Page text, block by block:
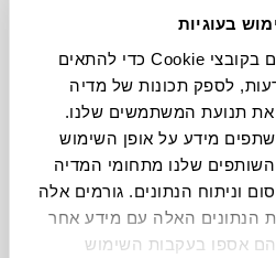
בעוגיות
אנחנו משתמשים בקובצי Cookie כדי להתאים
לספק תכונות של מדיה
את תנועת המשתמשים שלנו.
מידע על אופן השימוש
שלנו מתחומי המדיה
וניתוח הנתונים. גורמים אלה
הנתונים האלה עם מידע אחר
אספו בעקבות השימוש
להדמיית AI Design